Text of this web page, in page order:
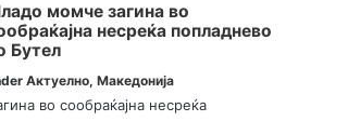
момче загина во
несреќа попладнево
Бутел
Актуелно,Македонија
во сообраќајна несреќа